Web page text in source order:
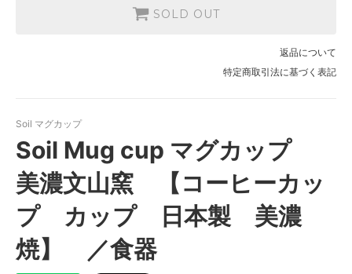
SOLD OUT
返品について
特定商取引法に基づく表記
Soil マグカップ
Soil Mug cup マグカップ
美濃文山窯 【コーヒーカッ
プ カップ 日本製 美濃
焼】 ／食器